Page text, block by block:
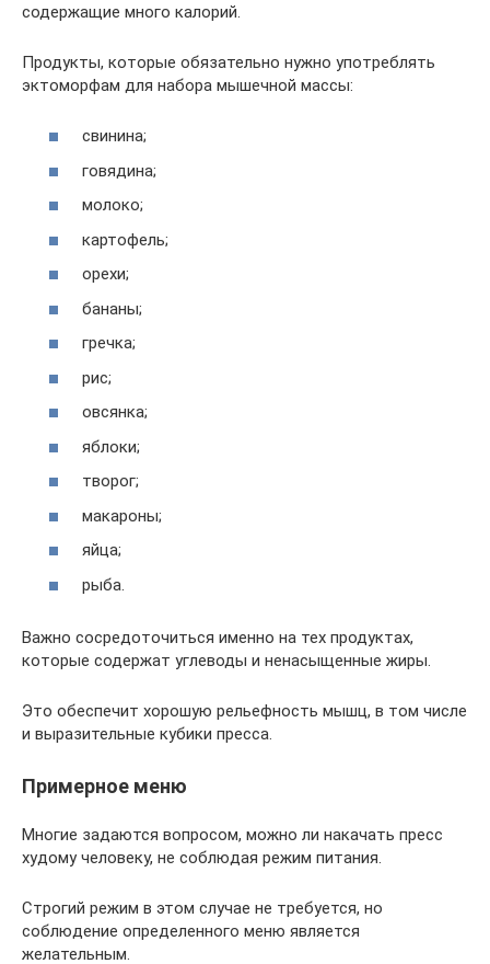
содержащие много калорий.
Продукты, которые обязательно нужно употреблять
эктоморфам для набора мышечной массы:
свинина;
говядина;
молоко;
картофель;
орехи;
бананы;
гречка;
рис;
овсянка;
яблоки;
творог;
макароны;
яйца;
рыба.
Важно сосредоточиться именно на тех продуктах,
которые содержат углеводы и ненасыщенные жиры.
Это обеспечит хорошую рельефность мышц, в том числе
и выразительные кубики пресса.
Примерное меню
Многие задаются вопросом, можно ли накачать пресс
худому человеку, не соблюдая режим питания.
Строгий режим в этом случае не требуется, но
соблюдение определенного меню является
желательным.